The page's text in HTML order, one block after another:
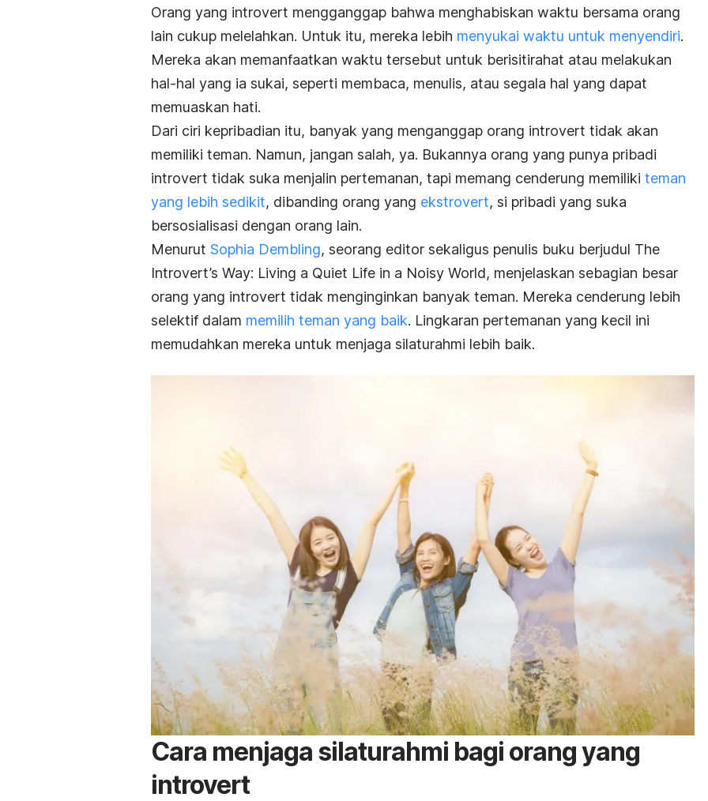
Orang yang introvert mengganggap bahwa menghabiskan waktu bersama orang
lain cukup melelahkan. Untuk itu, mereka lebih menyukai waktu untuk menyendiri.
Mereka akan memanfaatkan waktu tersebut untuk berisitirahat atau melakukan
hal-hal yang ia sukai, seperti membaca, menulis, atau segala hal yang dapat
memuaskan hati.
Dari ciri kepribadian itu, banyak yang menganggap orang introvert tidak akan
memiliki teman. Namun, jangan salah, ya. Bukannya orang yang punya pribadi
introvert tidak suka menjalin pertemanan, tapi memang cenderung memiliki teman
yang lebih sedikit, dibanding orang yang ekstrovert, si pribadi yang suka
bersosialisasi dengan orang lain.
Menurut Sophia Dembling, seorang editor sekaligus penulis buku berjudul The
Introvert’s Way: Living a Quiet Life in a Noisy World, menjelaskan sebagian besar
orang yang introvert tidak menginginkan banyak teman. Mereka cenderung lebih
selektif dalam memilih teman yang baik. Lingkaran pertemanan yang kecil ini
memudahkan mereka untuk menjaga silaturahmi lebih baik.
Cara menjaga silaturahmi bagi orang yang
introvert